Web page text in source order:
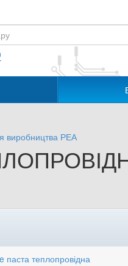
виробництва РЕА
паста теплопровідна